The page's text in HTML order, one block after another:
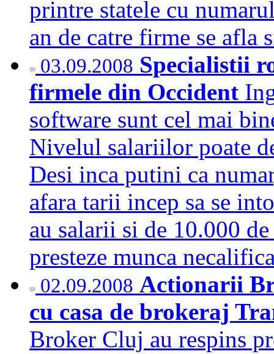
printre statele cu
an de catre firme se
03.09.2008 Specialistii
firmele din Occident
software sunt cel mai
Nivelul salariilor poate
Desi inca putini ca
afara tarii incep sa se
au salarii si de 10.000
presteze munca
02.09.2008 Actionarii
cu casa de brokeraj
Broker Cluj au respins